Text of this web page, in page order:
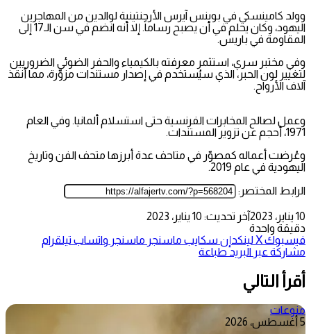
وولد كامينسكي في بوينس آيرس الأرجنتينية لوالدين من المهاجرين
اليهود، وكان يحلم في أن يصبح رساماً. إلا أنه انضم في سن الـ17 إلى
المقاومة في باريس.
وفي مختبر سري، استثمر معرفته بالكيمياء والحفر الضوئي الضروريين
لتغيير لون الحبر، الذي سيُستخدم في إصدار مستندات مزوّرة، مما أنقذ
آلاف الأرواح.
وعمل لصالح المخابرات الفرنسية حتى استسلام ألمانيا. وفي العام
1971، أحجم عن تزوير المستندات.
وعُرضت أعماله كمصوّر في متاحف عدة أبرزها متحف الفن وتاريخ
اليهودية في عام 2019.
الرابط المختصر:
10 يناير، 2023
آخر تحديث: 10 يناير، 2023
دقيقة واحدة
فيسبوك‫Xلينكدإن سكايب ماسنجر ماسنجر واتساب تيلقرام
مشاركة عبر البريد طباعة
أقرأ التالي
منوعات
5 أغسطس، 2026